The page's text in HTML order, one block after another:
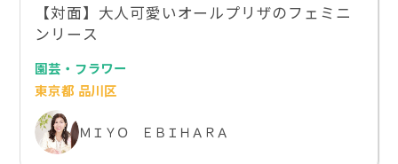
【対面】大人可愛いオールプリザのフェミニ
ンリース
園芸・フラワー
東京都 品川区
ＭＩＹＯ ＥＢＩＨＡＲＡ